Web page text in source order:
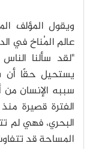
ويقول المؤلف
عالم المُناخ في
"لقد سألنا
يستحيل حقًا أن
سببه الإنسان
الفترة قصيرة
البحري، فهي لم
المساحة قد